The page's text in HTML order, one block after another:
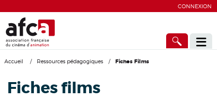
CONNEXION
Accueil / Ressources pédagogiques / Fiches Films
Fiches films